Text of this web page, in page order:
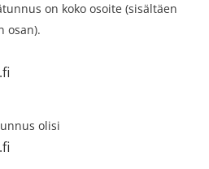
on koko osoite (sisältäen
osan).
olisi